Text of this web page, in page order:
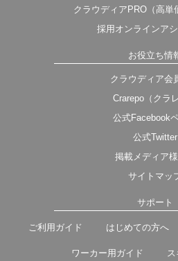
クラウディアPRO（高単
採用オンラインア
お役立ち情
クラウディア会
Crarepo（クラレ
公式Facebook
公式Twitter
掲載メディア
サイトマッ
サポート
ご利用ガイド はじめての方へ
ワーカー用ガイド ス